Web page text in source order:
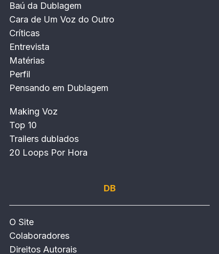
Baú da Dublagem
Cara de Um Voz do Outro
Críticas
Entrevista
Matérias
Perfil
Pensando em Dublagem
Making Voz
Top 10
Trailers dublados
20 Loops Por Hora
DB
O Site
Colaboradores
Direitos Autorais